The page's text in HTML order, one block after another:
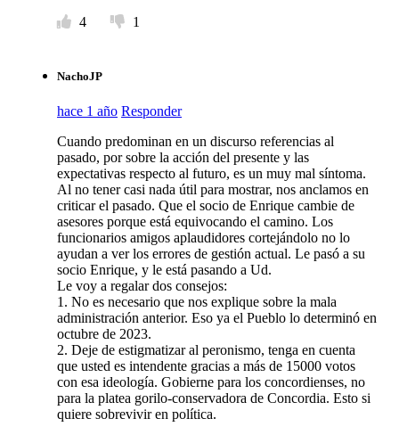
4
1
NachoJP
hace 1 año Responder
Cuando predominan en un discurso referencias al
pasado, por sobre la acción del presente y las
expectativas respecto al futuro, es un muy mal síntoma.
Al no tener casi nada útil para mostrar, nos anclamos en
criticar el pasado. Que el socio de Enrique cambie de
asesores porque está equivocando el camino. Los
funcionarios amigos aplaudidores cortejándolo no lo
ayudan a ver los errores de gestión actual. Le pasó a su
socio Enrique, y le está pasando a Ud.
Le voy a regalar dos consejos:
1. No es necesario que nos explique sobre la mala
administración anterior. Eso ya el Pueblo lo determinó en
octubre de 2023.
2. Deje de estigmatizar al peronismo, tenga en cuenta
que usted es intendente gracias a más de 15000 votos
con esa ideología. Gobierne para los concordienses, no
para la platea gorilo-conservadora de Concordia. Esto si
quiere sobrevivir en política.